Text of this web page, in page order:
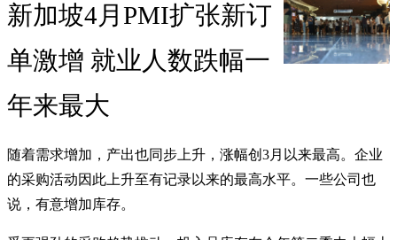
新加坡4月PMI扩张新订
单激增 就业人数跌幅一
年来最大
随着需求增加，产出也同步上升，涨幅创3月以来最高。企业
的采购活动因此上升至有记录以来的最高水平。一些公司也
说，有意增加库存。